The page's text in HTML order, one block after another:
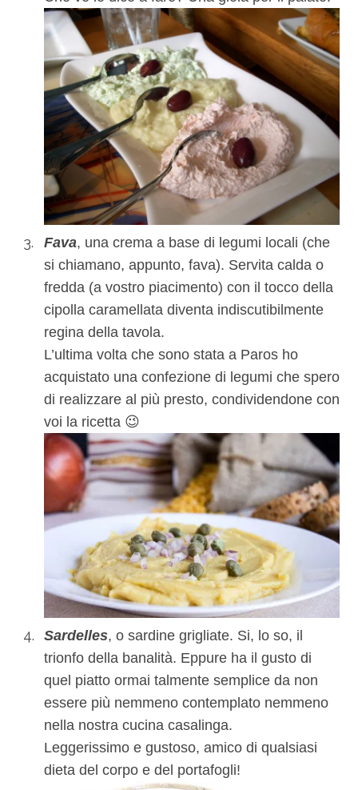
Fava, una crema a base di legumi locali (che
si chiamano, appunto, fava). Servita calda o
fredda (a vostro piacimento) con il tocco della
cipolla caramellata diventa indiscutibilmente
regina della tavola.
L’ultima volta che sono stata a Paros ho
acquistato una confezione di legumi che spero
di realizzare al più presto, condividendone con
voi la ricetta 😉
Sardelles, o sardine grigliate. Si, lo so, il
trionfo della banalità. Eppure ha il gusto di
quel piatto ormai talmente semplice da non
essere più nemmeno contemplato nemmeno
nella nostra cucina casalinga.
Leggerissimo e gustoso, amico di qualsiasi
dieta del corpo e del portafogli!